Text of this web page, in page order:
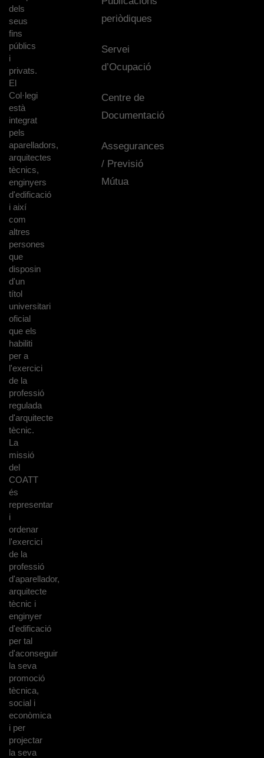
dels
seus
fins
públics
i
privats.
El
Col·legi
està
integrat
pels
aparelladors,
arquitectes
tècnics,
enginyers
d'edificació
i així
com
altres
persones
que
disposin
d'un
títol
universitari
oficial
que els
habiliti
per a
l'exercici
de la
professió
regulada
d'arquitecte
tècnic.
La
missió
del
COATT
és
representar
i
ordenar
l'exercici
de la
professió
d'aparellador,
arquitecte
tècnic i
enginyer
d'edificació
per tal
d'aconseguir
la seva
promoció
tècnica,
social i
econòmica
i per
projectar
la seva
periòdiques
Servei
d’Ocupació
Centre de
Documentació
Assegurances
/ Previsió
Mútua